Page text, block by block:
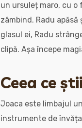
un ursuleț maro, cu o
zâmbind. Radu apăsă
glasul ei, Radu
clipă. Așa începe
Ceea ce
Joaca este limbajul
instrumente de